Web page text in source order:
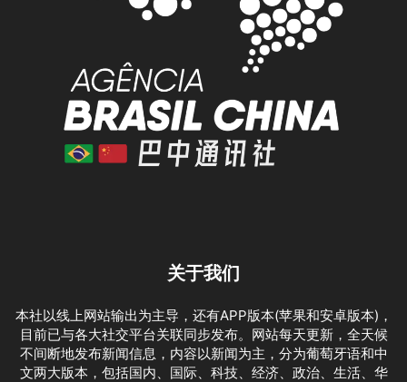
关于我们
本社以线上网站输出为主导，还有APP版本(苹果和安卓版本)，
目前已与各大社交平台关联同步发布。网站每天更新，全天候
不间断地发布新闻信息，内容以新闻为主，分为葡萄牙语和中
文两大版本，包括国内、国际、科技、经济、政治、生活、华